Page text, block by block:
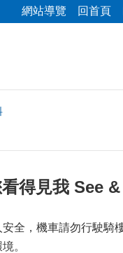
網站導覽 回首頁
得見我 See
全，機車請勿行駛騎
。